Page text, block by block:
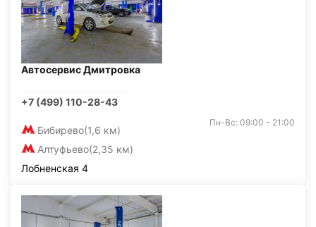
Автосервис Дмитровка
+7 (499) 110-28-43
Бибирево(1,6 км)
Алтуфьево(2,35 км)
Пн-Вс: 09:00 - 21:00
Лобненская 4